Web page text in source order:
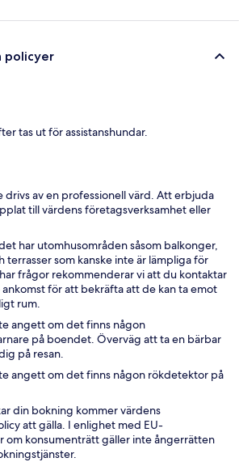
policyer
tas ut för assistanshundar.
drivs av en professionell värd. Att erbjuda
till värdens företagsverksamhet eller
har utomhusområden såsom balkonger,
terrasser som kanske inte är lämpliga för
frågor rekommenderar vi att du kontaktar
för att bekräfta att de kan ta emot
rum.
angett om det finns någon
på boendet. Överväg att ta en bärbar
på resan.
angett om det finns någon rökdetektor på
din bokning kommer värdens
att gälla. I enlighet med EU-
om konsumenträtt gäller inte ångerrätten